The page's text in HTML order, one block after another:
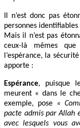
Il n’est donc pas
personnes
Mais il n’est pas
ceux-là mêmes
l’espérance, la
apporte :
Espérance, puisque
meurent « dans le
exemple, pose «
pacte admis par Allah
avec lesquels vous